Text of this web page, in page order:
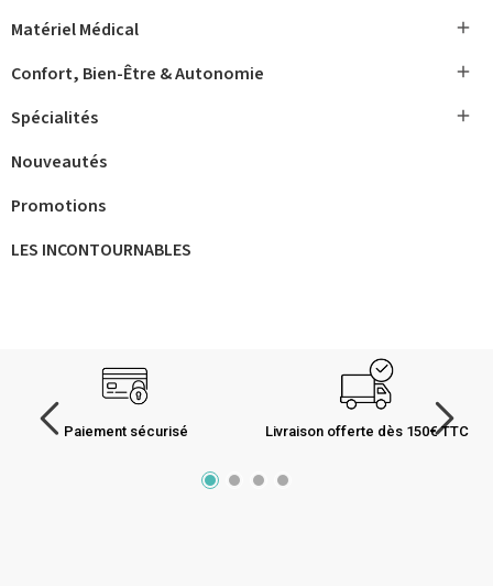
Matériel Médical 
Confort, Bien-Être & Autonomie 
Spécialités 
Nouveautés
Promotions
LES INCONTOURNABLES
Paiement sécurisé Livraison offerte dès 150€ TTC